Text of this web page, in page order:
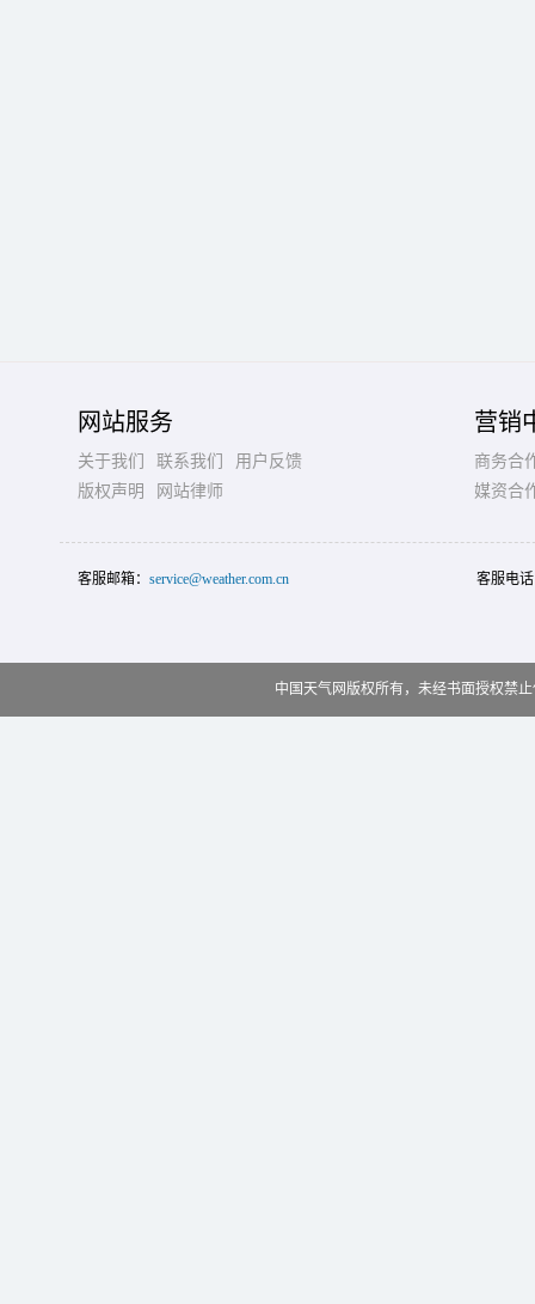
网站服务
关于我们 联系我们
用户反馈
版权声明
网站律师
营销
商务合
媒资合
客服邮箱： service@weather.com.cn 客服电
中国天气网版权所有，未经书面授权